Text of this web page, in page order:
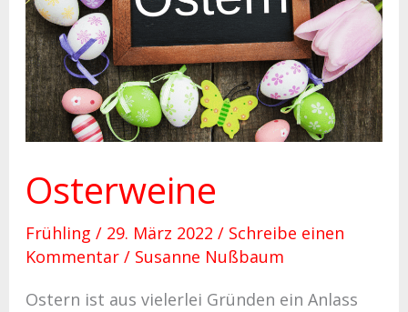
Osterweine
Frühling / 29. März 2022 / Schreibe einen
Kommentar / Susanne Nußbaum
Ostern ist aus vielerlei Gründen ein Anlass